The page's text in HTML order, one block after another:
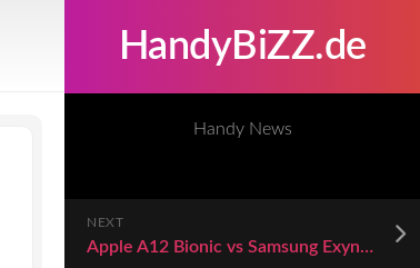
HandyBiZZ.de
Handy News
NEXT
Apple A12 Bionic vs Samsung Exynos 1280 vs Apple A18